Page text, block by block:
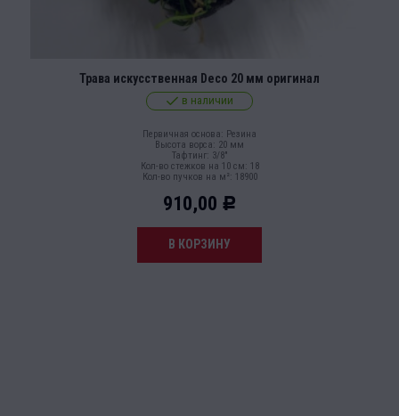
Трава искусственная Deco 20 мм оригинал
в наличии
Первичная основа: Резина
Высота ворса: 20 мм
Тафтинг: 3/8"
Кол-во стежков на 10 см: 18
Кол-во пучков на м²: 18900
910,00 Р
В КОРЗИНУ